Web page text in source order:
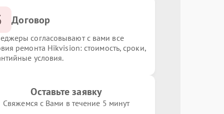
Договор
согласовывают с вами все
ремонта Hikvision: стоимость, сроки,
условия.
Оставьте заявку
Свяжемся с Вами в течение 5 минут